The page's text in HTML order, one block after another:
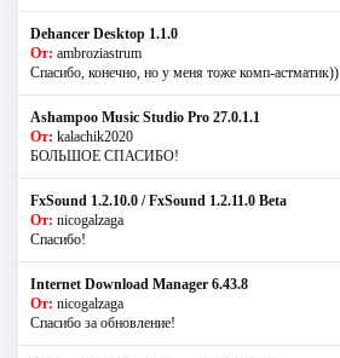
Dehancer Desktop 1.1.0
От: ambroziastrum
Спасибо, конечно, но у меня тоже комп-астматик))
Ashampoo Music Studio Pro 27.0.1.1
От: kalachik2020
БОЛЬШОЕ СПАСИБО!
FxSound 1.2.10.0 / FxSound 1.2.11.0 Beta
От: nicogalzaga
Спасибо!
Internet Download Manager 6.43.8
От: nicogalzaga
Спасибо за обновление!